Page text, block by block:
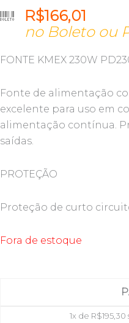
R$166,01
no Boleto ou
FONTE KMEX 230W
Fonte de alimentação
excelente para uso em
alimentação contínua.
saídas.
PROTEÇÃO
Proteção de curto
Fora de estoque
1x de R$195,30